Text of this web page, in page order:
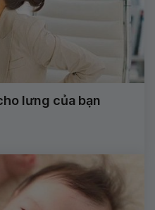
lưng của bạn